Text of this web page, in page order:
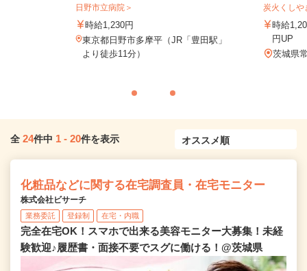
日野市立病院＞
時給1,230円
東京都日野市多摩平（JR「豊田駅」
より徒歩11分）
炭火くし
時給
円UP
茨城県
全 24件中 1 - 20件を表示
化粧品などに関する在宅調査員・在宅モニター
株式会社ビサーチ
業務委託 登録制 在宅・内職
完全在宅OK！スマホで出来る美容モニター大募集！未経
験歓迎♪履歴書・面接不要でスグに働ける！@茨城県